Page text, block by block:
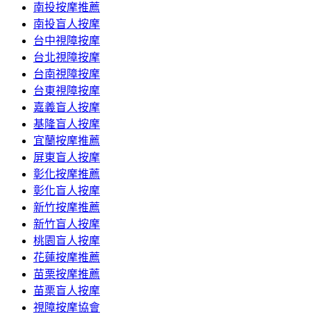
內
容
區
南投按摩推薦
南投盲人按摩
台中視障按摩
台北視障按摩
台南視障按摩
台東視障按摩
嘉義盲人按摩
基隆盲人按摩
宜蘭按摩推薦
屏東盲人按摩
彰化按摩推薦
彰化盲人按摩
新竹按摩推薦
新竹盲人按摩
桃園盲人按摩
花蓮按摩推薦
苗栗按摩推薦
苗栗盲人按摩
視障按摩協會